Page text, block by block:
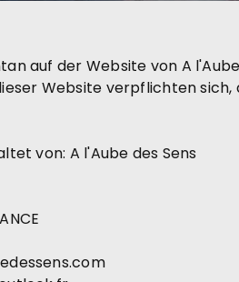
auf der Website von A l'Aube
Website verpflichten
von: A l'Aube des Sens